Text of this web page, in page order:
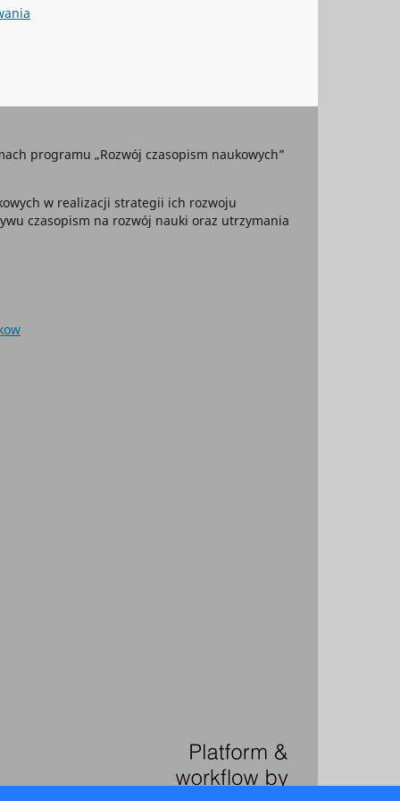
programu „Rozwój czasopism naukowych”
w realizacji strategii ich rozwoju
czasopism na rozwój nauki oraz utrzymania